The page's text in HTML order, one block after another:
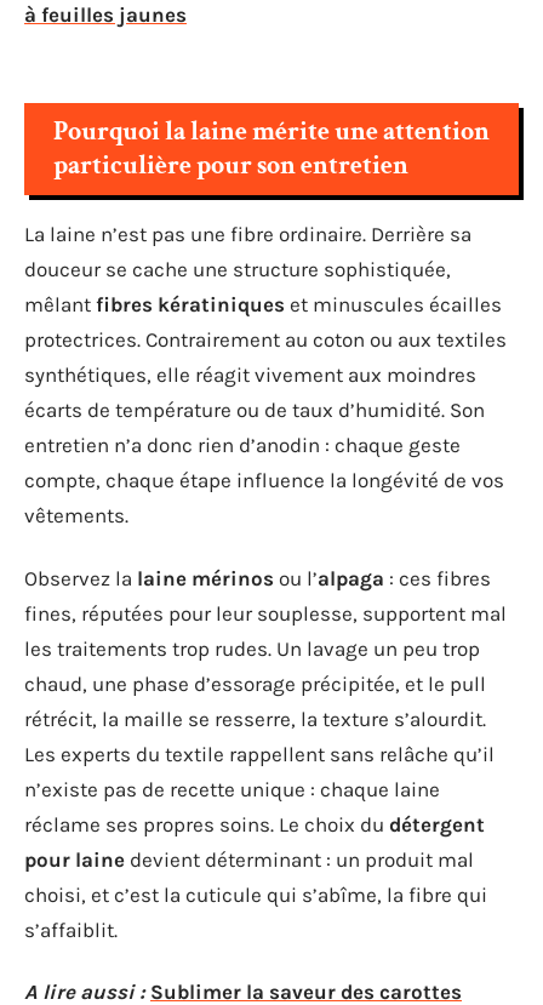
à feuilles jaunes
Pourquoi la laine mérite une attention
particulière pour son entretien
La laine n’est pas une fibre ordinaire. Derrière sa
douceur se cache une structure sophistiquée,
mêlant fibres kératiniques et minuscules écailles
protectrices. Contrairement au coton ou aux textiles
synthétiques, elle réagit vivement aux moindres
écarts de température ou de taux d’humidité. Son
entretien n’a donc rien d’anodin : chaque geste
compte, chaque étape influence la longévité de vos
vêtements.
Observez la laine mérinos ou l’alpaga : ces fibres
fines, réputées pour leur souplesse, supportent mal
les traitements trop rudes. Un lavage un peu trop
chaud, une phase d’essorage précipitée, et le pull
rétrécit, la maille se resserre, la texture s’alourdit.
Les experts du textile rappellent sans relâche qu’il
n’existe pas de recette unique : chaque laine
réclame ses propres soins. Le choix du détergent
pour laine devient déterminant : un produit mal
choisi, et c’est la cuticule qui s’abîme, la fibre qui
s’affaiblit.
A lire aussi : Sublimer la saveur des carottes